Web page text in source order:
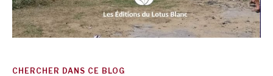
CHERCHER DANS CE BLOG